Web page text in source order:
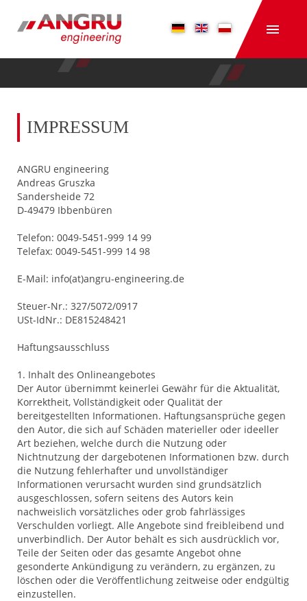
IMPRESSUM
ANGRU engineering
Andreas Gruszka
Sandersheide 72
D-49479 Ibbenbüren
Telefon: 0049-5451-999 14 99
Telefax: 0049-5451-999 14 98
E-Mail: info(at)angru-engineering.de
Steuer-Nr.: 327/5072/0917
USt-IdNr.: DE815248421
Haftungsausschluss
1. Inhalt des Onlineangebotes
Der Autor übernimmt keinerlei Gewähr für die Aktualität,
Korrektheit, Vollständigkeit oder Qualität der
bereitgestellten Informationen. Haftungsansprüche gegen
den Autor, die sich auf Schäden materieller oder ideeller
Art beziehen, welche durch die Nutzung oder
Nichtnutzung der dargebotenen Informationen bzw. durch
die Nutzung fehlerhafter und unvollständiger
Informationen verursacht wurden sind grundsätzlich
ausgeschlossen, sofern seitens des Autors kein
nachweislich vorsätzliches oder grob fahrlässiges
Verschulden vorliegt. Alle Angebote sind freibleibend und
unverbindlich. Der Autor behält es sich ausdrücklich vor,
Teile der Seiten oder das gesamte Angebot ohne
gesonderte Ankündigung zu verändern, zu ergänzen, zu
löschen oder die Veröffentlichung zeitweise oder endgültig
einzustellen.